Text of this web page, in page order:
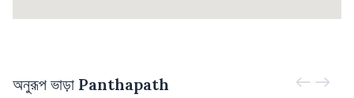
অনুরূপ ভাড়া Panthapath